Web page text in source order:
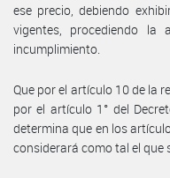
ese precio, debiendo
vigentes, procediendo la
incumplimiento.
Que por el artículo 10 de la
por el artículo 1° del
determina que en los
considerará como tal el que